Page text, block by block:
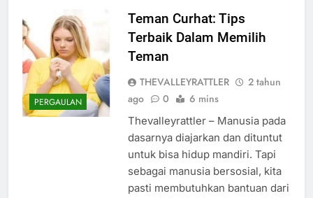
PERGAULAN
Teman Curhat: Tips
Terbaik Dalam Memilih
Teman
THEVALLEYRATTLER
2 tahun
ago
0 6 mins
Thevalleyrattler – Manusia pada
dasarnya diajarkan dan dituntut
untuk bisa hidup mandiri. Tapi
sebagai manusia bersosial, kita
pasti membutuhkan bantuan dari